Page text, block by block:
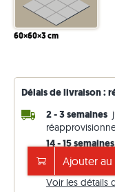
60×60×3 cm
Délais de livraison :
2 - 3 semaines
14 - 15
Frais de
Voir les détails
Ajouter